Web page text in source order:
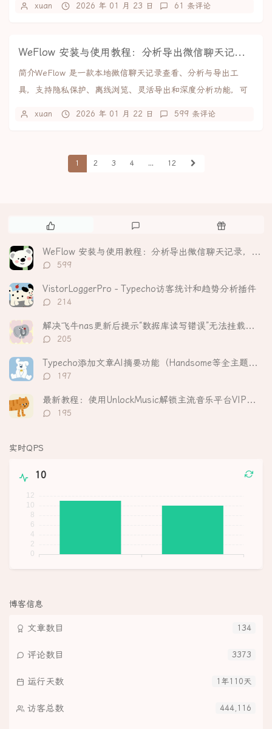
xuan 2026 年 01 月 23 日 61 条评论
WeFlow 安装与使用教程：分析导出微信聊天记录，生成可视化年度报告
简介WeFlow 是一款本地微信聊天记录查看、分析与导出工
具，支持隐私保护、离线浏览、灵活导出和深度分析功能，可
xuan 2026 年 01 月 22 日 599 条评论
1 2 3 4 ... 12
热
文
章
评
随
文
WeFlow 安装与使用教程：分析导出微信聊天记录，生成可视化年度报告
评
数：
599
VistorLoggerPro - Typecho访客统计和趋势分析插件
评
数：
214
解决飞牛nas更新后提示“数据库读写错误”无法挂载硬盘
评
数：
205
Typecho添加文章AI摘要功能（Handsome等全主题适配）
评
数：
197
最新教程：使用UnlockMusic解锁主流音乐平台VIP歌曲的加密保护
评
195
实时QPS
10
博客信息
134
文章数目
3373
评论数目
1年110天
运行天数
444,116
访客总数